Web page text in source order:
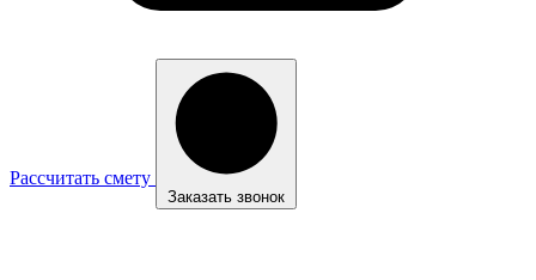
Рассчитать смету
Заказать звонок